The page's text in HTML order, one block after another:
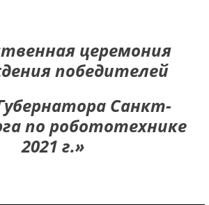
церемония
победителей
Санкт-
по робототехнике
2021 г.»